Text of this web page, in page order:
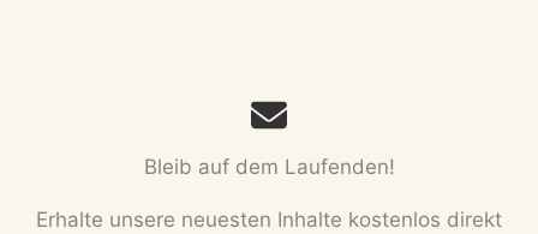
Bleib auf dem Laufenden!
Erhalte unsere neuesten Inhalte kostenlos direkt